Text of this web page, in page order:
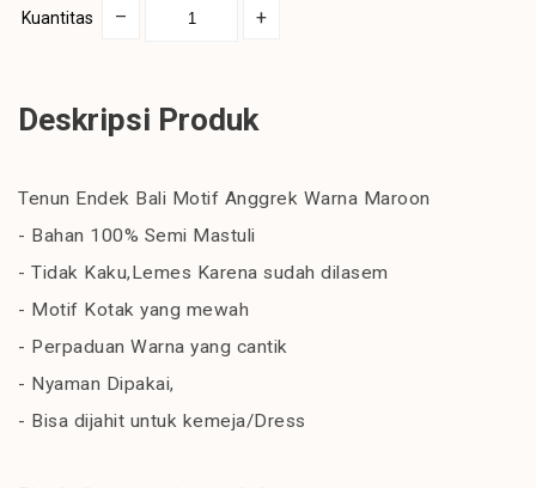
Kuantitas – +
Deskripsi Produk
Tenun Endek Bali Motif Anggrek Warna Maroon
- Bahan 100% Semi Mastuli
- Tidak Kaku,Lemes Karena sudah dilasem
- Motif Kotak yang mewah
- Perpaduan Warna yang cantik
- Nyaman Dipakai,
- Bisa dijahit untuk kemeja/Dress